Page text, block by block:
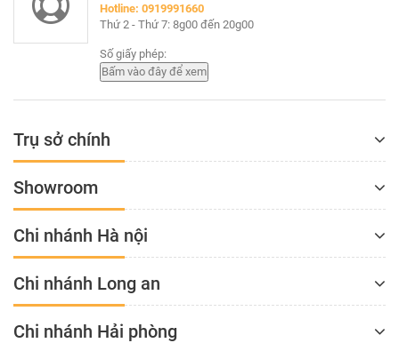
Hotline: 0919991660
Thứ 2 - Thứ 7: 8g00 đến 20g00
Số giấy phép:
Trụ sở chính
Showroom
Chi nhánh Hà nội
Chi nhánh Long an
Chi nhánh Hải phòng